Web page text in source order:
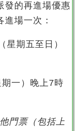
發的再進場優惠
場一次：
期五至日）
一）晚上7時
門票（包括上